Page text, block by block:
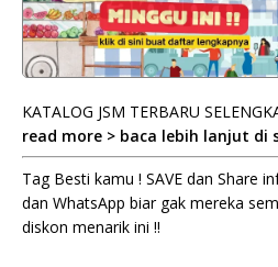
KATALOG JSM TERBARU
read more > baca lebih lanjut di
Tag Besti kamu ! SAVE dan Share
dan WhatsApp biar gak mereka
diskon menarik ini !!